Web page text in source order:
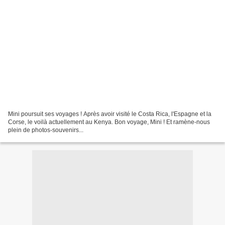
Mini poursuit ses voyages ! Après avoir visité le Costa Rica, l'Espagne et la
Corse, le voilà actuellement au Kenya. Bon voyage, Mini ! Et ramène-nous
plein de photos-souvenirs...